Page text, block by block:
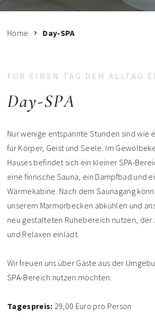
Home Day-SPA
FÜR EINEN TAG DEM ALLTAG
Day-SPA
Nur wenige entspannte Stunden sind wie
für Körper, Geist und Seele. Im
Hauses befindet sich ein kleiner SPA-
eine finnische Sauna, ein Dampfbad und
Wärmekabine. Nach dem Saunagang
unserem Marmorbecken abkühlen und
neu gestalteten Ruhebereich nutzen, der
und Relaxen einlädt.
Wir freuen uns über Gäste aus der
SPA-Bereich nutzen möchten.
Tagespreis: 29,00 Euro pro Person